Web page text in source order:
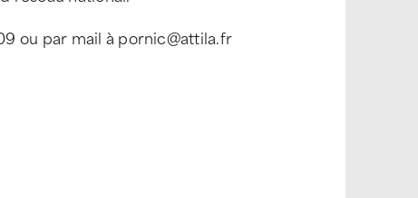
ou par mail à pornic@attila.fr